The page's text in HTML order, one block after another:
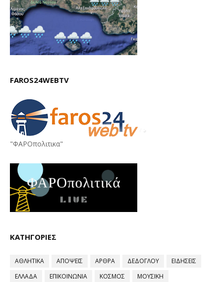
FAROS24WEBTV
"ΦΑΡΟπολιτικα"
ΚΑΤΗΓΟΡΙΕΣ
ΑΘΛΗΤΙΚΑ ΑΠΟΨΕΙΣ ΑΡΘΡΑ ΔΕΔΟΓΛΟΥ
ΕΙΔΗΣΕΙΣ
ΕΛΛΑΔΑ
ΕΠΙΚΟΙΝΩΝΙΑ ΚΟΣΜΟΣ
ΜΟΥΣΙΚΗ